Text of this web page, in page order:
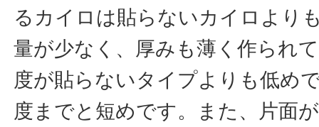
るカイロは貼らないカイロより
量が少なく、厚みも薄く作られ
度が貼らないタイプよりも低め
度までと短めです。また、片面